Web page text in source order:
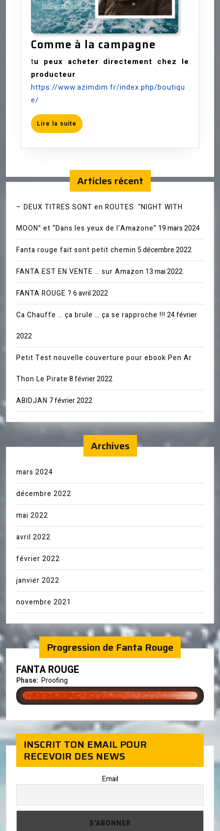
Comme à la campagne
à
la
campagne
tu peux acheter directement chez le
producteur
https://www.azimdim.fr/index.php/boutiqu
e/
Lire la suite Lire
la
Articles récent
– DEUX TITRES SONT en ROUTES: “NIGHT WITH
MOON” et “Dans les yeux de l’Amazone” 19 mars 2024
Fanta rouge fait sont petit chemin 5 décembre 2022
FANTA EST EN VENTE … sur Amazon 13 mai 2022
FANTA ROUGE ? 6 avril 2022
Ca Chauffe … ça brule … ça se rapproche !!! 24 février
2022
Petit Test nouvelle couverture pour ebook Pen Ar
Thon Le Pirate 8 février 2022
ABIDJAN 7 février 2022
Archives
mars 2024
décembre 2022
mai 2022
avril 2022
février 2022
janvier 2022
novembre 2021
Progression de Fanta Rouge
FANTA ROUGE
Phase: Proofing
INSCRIT TON EMAIL POUR
RECEVOIR DES NEWS
Email